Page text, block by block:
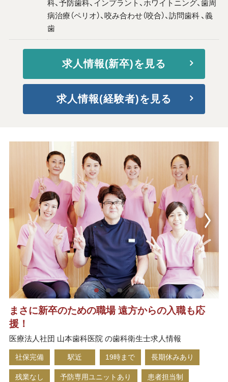
科、予防歯科、インプラント、ホワイトニング、歯周
病治療（ペリオ）、咬み合わせ（咬合）、訪問歯科 、義
歯
求人情報(新卒)を見る
求人情報(経験者)を見る
まさに新卒のための職場 遠方からの入職も応
援！
医療法人社団 山本歯科医院 の歯科衛生士求人情報
社保完備 駅近 19時まで 長期休みあり
残業なし 予防専用ユニットあり 患者担当制